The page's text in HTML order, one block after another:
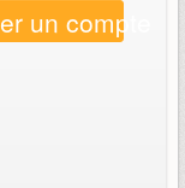
un compte